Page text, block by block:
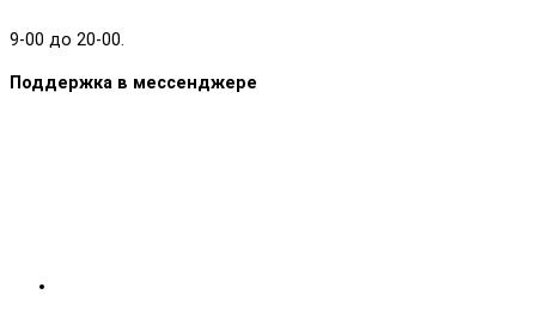
9-00 до 20-00.
Поддержка в мессенджере